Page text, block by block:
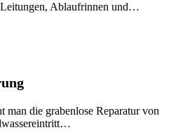
Ablaufrinnen und…
man die grabenlose Reparatur von